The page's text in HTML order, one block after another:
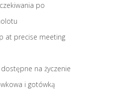
po
at precise meeting
na życzenie
i gotówką